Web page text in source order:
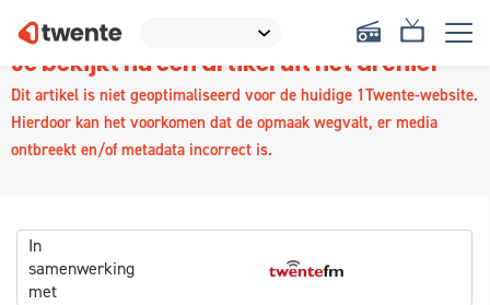
Je bekijkt nu een artikel uit het archief
Dit artikel is niet geoptimaliseerd voor de huidige 1Twente-website.
Hierdoor kan het voorkomen dat de opmaak wegvalt, er media
ontbreekt en/of metadata incorrect is.
In
samenwerking
met